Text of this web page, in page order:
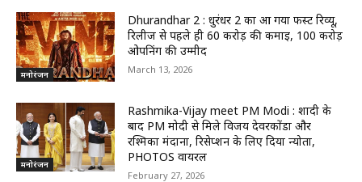
मनोरंजन
Dhurandhar 2 : धुरंधर 2 का आ गया फर्स्ट रिव्यू,
रिलीज से पहले ही 60 करोड़ की कमाई, 100 करोड़
ओपनिंग की उम्मीद
March 13, 2026
मनोरंजन
Rashmika-Vijay meet PM Modi : शादी के
बाद PM मोदी से मिले विजय देवरकोंडा और
रश्मिका मंदाना, रिसेप्शन के लिए दिया न्योता,
PHOTOS वायरल
February 27, 2026